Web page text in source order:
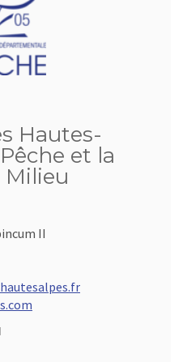
Hautes-
et la
II